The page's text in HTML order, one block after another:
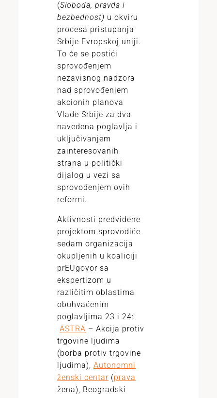
(Sloboda, pravda i
bezbednost) u okviru
procesa pristupanja
Srbije Evropskoj uniji.
To će se postići
sprovođenjem
nezavisnog nadzora
nad sprovođenjem
akcionih planova
Vlade Srbije za dva
navedena poglavlja i
uključivanjem
zainteresovanih
strana u politički
dijalog u vezi sa
sprovođenjem ovih
reformi.
Aktivnosti predviđene
projektom sprovodiće
sedam organizacija
okupljenih u koaliciji
prEUgovor sa
ekspertizom u
različitim oblastima
obuhvaćenim
poglavljima 23 i 24:
ASTRA – Akcija protiv
trgovine ljudima
(borba protiv trgovine
ljudima), Autonomni
ženski centar (prava
žena), Beogradski